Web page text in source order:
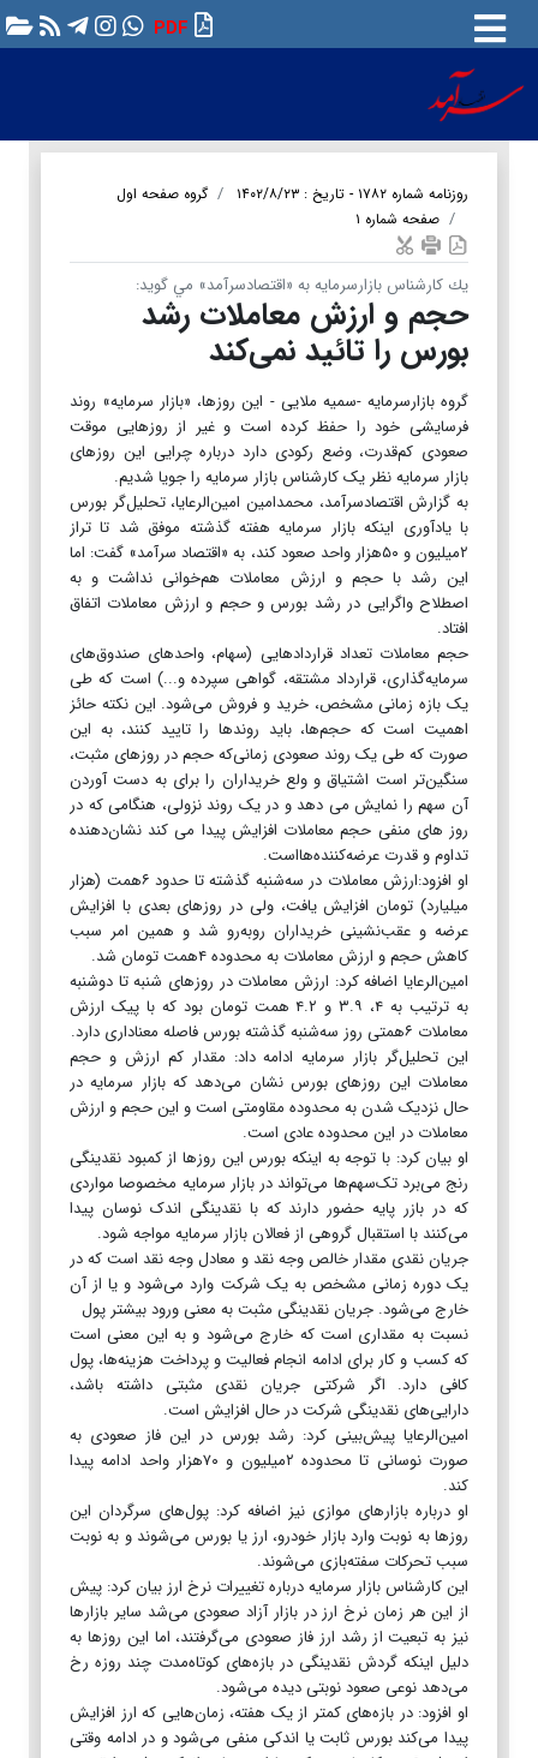
PDF
روزنامه شماره ۱۷۸۲ - تاریخ : ۱۴۰۲/۸/۲۳
گروه صفحه اول
صفحه شماره ۱
يك کارشناس بازارسرمایه به «اقتصادسرآمد» مي گويد:
حجم و ارزش معاملات رشد
بورس را تائید نمی‌کند
گروه بازارسرمايه -سمیه ملایی - این روزها، «بازار سرمایه» روند
فرسایشی خود را حفظ کرده است و غیر از روزهایی موقت
صعودی کم‌قدرت، وضع رکودی دارد درباره چرایی این روزهای
بازار سرمایه نظر یک کارشناس بازار سرمایه را جویا شدیم.
به گزارش اقتصادسرآمد، محمدامین امین‌الرعایا، تحلیل‌گر بورس
با یادآوری اینکه بازار سرمایه هفته گذشته موفق شد تا تراز
۲میلیون و ۵۰هزار واحد صعود کند، به «اقتصاد سرآمد» گفت: اما
این رشد با حجم و ارزش معاملات هم‌خوانی نداشت و به
اصطلاح واگرایی در رشد بورس و حجم و ارزش معاملات اتفاق
افتاد.
حجم معاملات تعداد قراردادهایی (سهام، واحدهای صندوق‌های
سرمایه‌گذاری، قرارداد مشتقه، گواهی سپرده و...) است که طی
یک بازه زمانی مشخص، خرید و فروش می‌شود. این نکته حائز
اهمیت است که حجم‌ها، باید روندها را تایید کنند، به این
صورت که طی یک روند صعودی زمانی‌که حجم در روزهای مثبت،
سنگین‌تر است اشتیاق و ولع خریداران را برای به دست آوردن
آن سهم را نمایش می دهد و در یک روند نزولی، هنگامی که در
روز های منفی حجم معاملات افزایش پیدا می کند نشان‌دهنده
تداوم و قدرت عرضه‌کننده‌هااست.
او افزود:ارزش معاملات در سه‌شنبه گذشته تا حدود ۶همت (هزار
میلیارد) تومان افزایش یافت، ولی در روزهای بعدی با افزایش
عرضه و عقب‌نشینی خریداران روبه‌رو شد و همین امر سبب
کاهش حجم و ارزش معاملات به محدوده ۴همت تومان شد.
امین‌الرعایا اضافه کرد: ارزش معاملات در روزهای شنبه تا دوشنبه
به ترتیب به ۴، ۳.۹ و ۴.۲ همت تومان بود که با پیک ارزش
معاملات ۶همتی روز سه‌شنبه گذشته بورس فاصله معناداری دارد.
این تحلیل‌گر بازار سرمایه ادامه داد: مقدار کم ارزش و حجم
معاملات این روزهای بورس نشان می‌دهد که بازار سرمایه در
حال نزدیک شدن به محدوده مقاومتی است و این حجم و ارزش
معاملات در این محدوده عادی است.
او بیان کرد: با توجه به اینکه بورس این روزها از کمبود نقدینگی
رنج می‌برد تک‌سهم‌ها می‌تواند در بازار سرمایه مخصوصا مواردی
که در بازر پایه حضور دارند که با نقدینگی اندک نوسان پیدا
می‌کنند با استقبال گروهی از فعالان بازار سرمایه مواجه ‌شود.
جریان نقدی مقدار خالص وجه نقد و معادل وجه نقد است که در
یک دوره زمانی مشخص به یک شرکت وارد می‌شود و یا از آن
خارج می‌شود. جریان نقدینگی مثبت به معنی ورود بیشتر پول
نسبت به مقداری است که خارج می‌شود و به این معنی است
که کسب ‌و کار برای ادامه‌ انجام فعالیت و پرداخت هزینه‌ها، پول
کافی دارد. اگر شرکتی جریان نقدی مثبتی داشته باشد،
دارایی‌های نقدینگی شرکت در حال افزایش است.
امین‌الرعایا پیش‌بینی کرد: رشد بورس در این فاز صعودی به
صورت نوسانی تا محدوده ۲میلیون و ۷۰هزار واحد ادامه پیدا
کند.
او درباره بازارهای موازی نیز اضافه کرد: پول‌های سرگردان این
روزها به نوبت وارد بازار خودرو، ارز یا بورس می‌شوند و به نوبت
سبب تحرکات سفته‌بازی می‌شوند.
این کارشناس بازار سرمایه درباره تغییرات نرخ ارز بیان کرد: پیش
از این هر زمان نرخ ارز در بازار آزاد صعودی می‌شد سایر بازارها
نیز به تبعیت از رشد ارز فاز صعودی می‌گرفتند، اما این روزها به
دلیل اینکه گردش نقدینگی در بازه‌های کوتاه‌مدت چند روزه رخ
می‌دهد نوعی صعود نوبتی دیده می‌شود.
او افزود: در بازه‌های کمتر از یک هفته، زمان‌هایی که ارز افزایش
پیدا می‌کند بورس ثابت یا اندکی منفی می‌شود و در ادامه وقتی